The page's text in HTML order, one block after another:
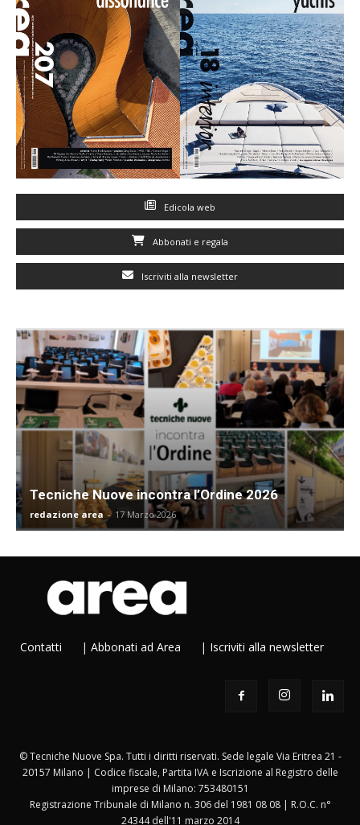
Edicola web
Abbonati e regala
Iscriviti alla newsletter
Tecniche Nuove incontra l’Ordine 2026
redazione area - 17 Marzo 2026
Contatti | Abbonati ad Area | Iscriviti alla newsletter
© Tecniche Nuove Spa. Tutti i diritti riservati. Sede legale Via Eritrea 21 -
20157 Milano | Codice fiscale, Partita IVA e Iscrizione al Registro delle
imprese di Milano: 753480151
Registrazione Tribunale di Milano n. 306 del 1981 08 08 | R.O.C. n°
24344 dell'11 marzo 2014